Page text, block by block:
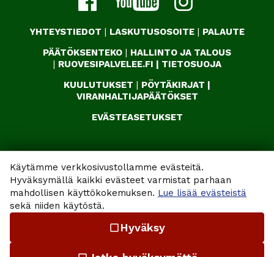
Käytämme verkkosivustollamme evästeitä.
Hyväksymällä kaikki evästeet varmistat parhaan
mahdollisen käyttökokemuksen. Lue lisää evästeistä
sekä niiden käytöstä.
check_box_outline_blank Hyväksy
YHTEYSTIEDOT | LASKUTUSOSOITE | PALAUTE
PÄÄTÖKSENTEKO | HALLINTO JA TALOUS
| RUOVESIPALVELEE.FI | TIETOSUOJA
KUULUTUKSET | PÖYTÄKIRJAT |
VIRANHALTIJAPÄÄTÖKSET
EVÄSTEASETUKSET